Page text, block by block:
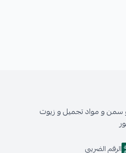
سمن و مواد تجميل و زيوت
الرقم الضريبي